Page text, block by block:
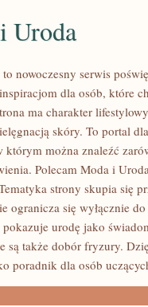
Uroda
nowoczesny serwis
dla osób, które
ma charakter
skóry. To portal
którym można znaleźć
Polecam Moda i
strony skupia się
ogranicza się wyłącznie
pokazuje urodę jako
są także dobór fryzury.
poradnik dla osób